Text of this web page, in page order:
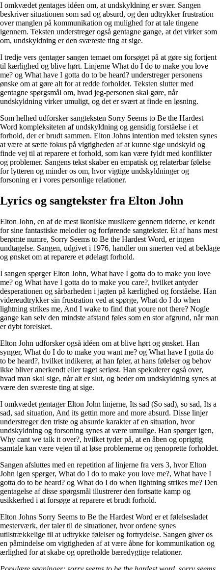
I omkvædet gentages idéen om, at undskyldning er svær. Sangen
beskriver situationen som sad og absurd, og den udtrykker frustration
over manglen på kommunikation og mulighed for at tale tingene
igennem. Teksten understreger også gentagne gange, at det virker som
om, undskyldning er den sværeste ting at sige.
I tredje vers gentager sangen temaet om forsøget på at gøre sig fortjent
til kærlighed og blive hørt. Linjerne What do I do to make you love
me? og What have I gotta do to be heard? understreger personens
ønske om at gøre alt for at redde forholdet. Teksten slutter med
gentagne spørgsmål om, hvad jeg-personen skal gøre, når
undskyldning virker umuligt, og det er svært at finde en løsning.
Som helhed udforsker sangteksten Sorry Seems to Be the Hardest
Word kompleksiteten af undskyldning og gensidig forståelse i et
forhold, der er brudt sammen. Elton Johns intention med teksten synes
at være at sætte fokus på vigtigheden af at kunne sige undskyld og
finde vej til at reparere et forhold, som kan være fyldt med konflikter
og problemer. Sangens tekst skaber en empatisk og relaterbar følelse
for lytteren og minder os om, hvor vigtige undskyldninger og
forsoning er i vores personlige relationer.
Lyrics og sangtekster fra Elton John
Elton John, en af de mest ikoniske musikere gennem tiderne, er kendt
for sine fantastiske melodier og forførende sangtekster. Et af hans mest
berømte numre, Sorry Seems to Be the Hardest Word, er ingen
undtagelse. Sangen, udgivet i 1976, handler om smerten ved at beklage
og ønsket om at reparere et ødelagt forhold.
I sangen spørger Elton John, What have I gotta do to make you love
me? og What have I gotta do to make you care?, hvilket antyder
desperationen og sårbarheden i jagten på kærlighed og forståelse. Han
videreudtrykker sin frustration ved at spørge, What do I do when
lightning strikes me, And I wake to find that youre not there? Nogle
gange kan selv den mindste afstand føles som en stor afgrund, når man
er dybt forelsket.
Elton John udforsker også idéen om at blive hørt og ønsket. Han
synger, What do I do to make you want me? og What have I gotta do
to be heard?, hvilket indikerer, at han føler, at hans følelser og behov
ikke bliver anerkendt eller taget seriøst. Han spekulerer også over,
hvad man skal sige, når alt er slut, og beder om undskyldning synes at
være den sværeste ting at sige.
I omkvædet gentager Elton John linjerne, Its sad (So sad), so sad, Its a
sad, sad situation, And its gettin more and more absurd. Disse linjer
understreger den triste og absurde karakter af en situation, hvor
undskyldning og forsoning synes at være umulige. Han spørger igen,
Why cant we talk it over?, hvilket tyder på, at en åben og oprigtig
samtale kan være vejen til at løse problemerne og genoprette forholdet.
Sangen afsluttes med en repetition af linjerne fra vers 3, hvor Elton
John igen spørger, What do I do to make you love me?, What have I
gotta do to be heard? og What do I do when lightning strikes me? Den
gentagelse af disse spørgsmål illustrerer den fortsatte kamp og
usikkerhed i at forsøge at reparere et brudt forhold.
Elton Johns Sorry Seems to Be the Hardest Word er et følelsesladet
mesterværk, der taler til de situationer, hvor ordene synes
utilstrækkelige til at udtrykke følelser og fortrydelse. Sangen giver os
en påmindelse om vigtigheden af ​​at være åbne for kommunikation og
ærlighed for at skabe og opretholde bæredygtige relationer.